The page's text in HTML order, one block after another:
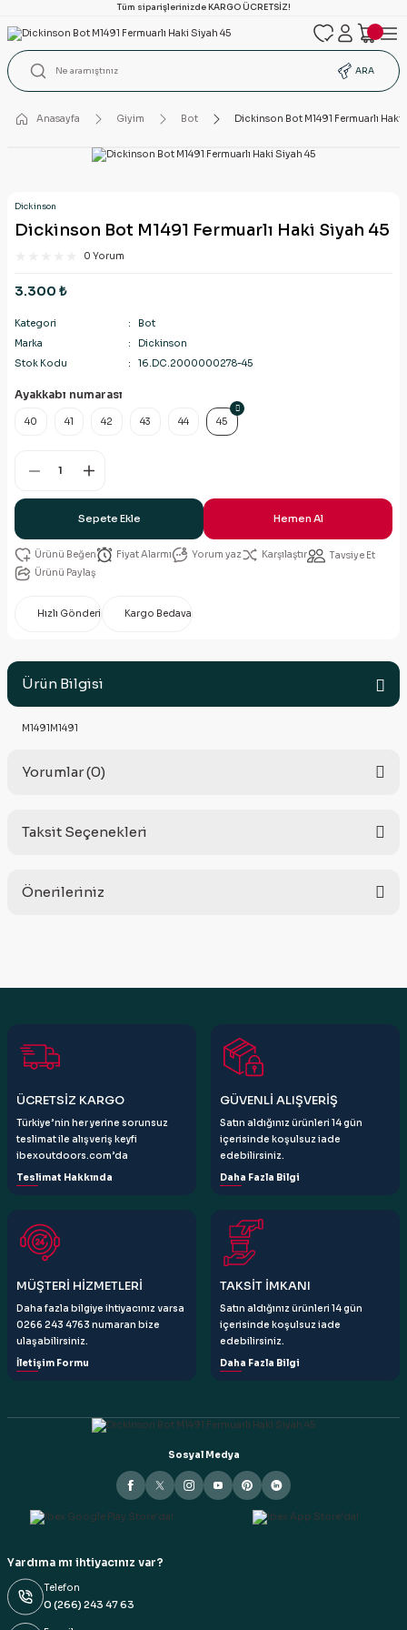
Tüm siparişlerinizde KARGO ÜCRETSİZ!
ARA
Anasayfa Giyim Bot Dickinson Bot M1491 Fermuarlı Haki
Dickinson
Dickinson Bot M1491 Fermuarlı Haki Siyah 45
0 Yorum
3.300 ₺
Kategori
Bot
Marka
Dickinson
Stok Kodu
16.DC.2000000278-45
Ayakkabı numarası
40 41 42 43 44 45
Sepete Ekle Hemen Al
Fiyat Alarmı Yorum yaz Karşılaştır
Tavsiye Et
Ürünü Paylaş
Hızlı Gönderi Kargo Bedava
Ürün Bilgisi
M1491M1491
Yorumlar (0)
Taksit Seçenekleri
Önerileriniz
Görüş ve önerileriniz için teşekkür ederiz.
Ürün resmi kalitesiz, bozuk veya görüntülenemiyor.
Ürün açıklamasında eksik bilgiler bulunuyor.
Bu ürüne benzer farklı alternatifler olmalı.
Gönder
ÜCRETSİZ KARGO
Türkiye’nin her yerine sorunsuz
teslimat ile alışveriş keyfi
ibexoutdoors.com’da
Teslimat Hakkında
GÜVENLİ ALIŞVERİŞ
Satın aldığınız ürünleri 14 gün
içerisinde koşulsuz iade
edebilirsiniz.
Daha Fazla Bilgi
MÜŞTERİ HİZMETLERİ
Daha fazla bilgiye ihtiyacınız varsa
0266 243 4763 numaran bize
ulaşabilirsiniz.
İletişim Formu
TAKSİT İMKANI
Satın aldığınız ürünleri 14 gün
içerisinde koşulsuz iade
edebilirsiniz.
Daha Fazla Bilgi
Sosyal Medya
Yardıma mı ihtiyacınız var?
Telefon
0 (266) 243 47 63